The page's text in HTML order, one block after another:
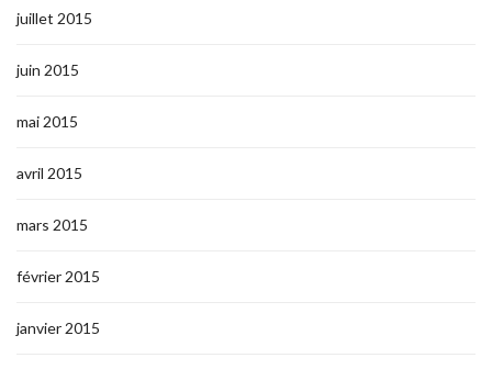
juillet 2015
juin 2015
mai 2015
avril 2015
mars 2015
février 2015
janvier 2015